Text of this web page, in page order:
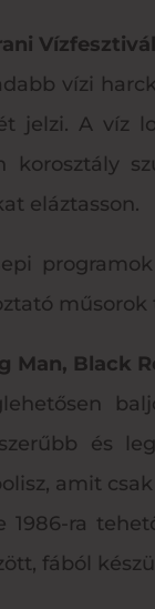
Vízfesztivál
vízi
jelzi. A víz
korosztály
eláztasson.
műsorok
Man, Black
és
amit
1986-ra
fából